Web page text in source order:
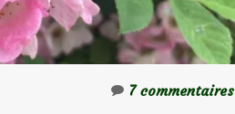
7 commentaires